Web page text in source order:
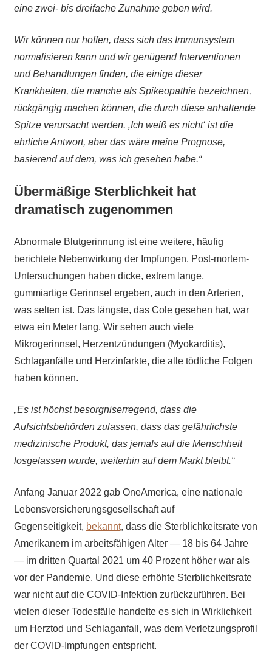
eine zwei- bis dreifache Zunahme geben wird.
Wir können nur hoffen, dass sich das Immunsystem
normalisieren kann und wir genügend Interventionen
und Behandlungen finden, die einige dieser
Krankheiten, die manche als Spikeopathie bezeichnen,
rückgängig machen können, die durch diese anhaltende
Spitze verursacht werden. ‚Ich weiß es nicht‘ ist die
ehrliche Antwort, aber das wäre meine Prognose,
basierend auf dem, was ich gesehen habe.“
Übermäßige Sterblichkeit hat
dramatisch zugenommen
Abnormale Blutgerinnung ist eine weitere, häufig
berichtete Nebenwirkung der Impfungen. Post-mortem-
Untersuchungen haben dicke, extrem lange,
gummiartige Gerinnsel ergeben, auch in den Arterien,
was selten ist. Das längste, das Cole gesehen hat, war
etwa ein Meter lang. Wir sehen auch viele
Mikrogerinnsel, Herzentzündungen (Myokarditis),
Schlaganfälle und Herzinfarkte, die alle tödliche Folgen
haben können.
„Es ist höchst besorgniserregend, dass die
Aufsichtsbehörden zulassen, dass das gefährlichste
medizinische Produkt, das jemals auf die Menschheit
losgelassen wurde, weiterhin auf dem Markt bleibt.“
Anfang Januar 2022 gab OneAmerica, eine nationale
Lebensversicherungsgesellschaft auf
Gegenseitigkeit, bekannt, dass die Sterblichkeitsrate von
Amerikanern im arbeitsfähigen Alter — 18 bis 64 Jahre
— im dritten Quartal 2021 um 40 Prozent höher war als
vor der Pandemie. Und diese erhöhte Sterblichkeitsrate
war nicht auf die COVID-Infektion zurückzuführen. Bei
vielen dieser Todesfälle handelte es sich in Wirklichkeit
um Herztod und Schlaganfall, was dem Verletzungsprofil
der COVID-Impfungen entspricht.